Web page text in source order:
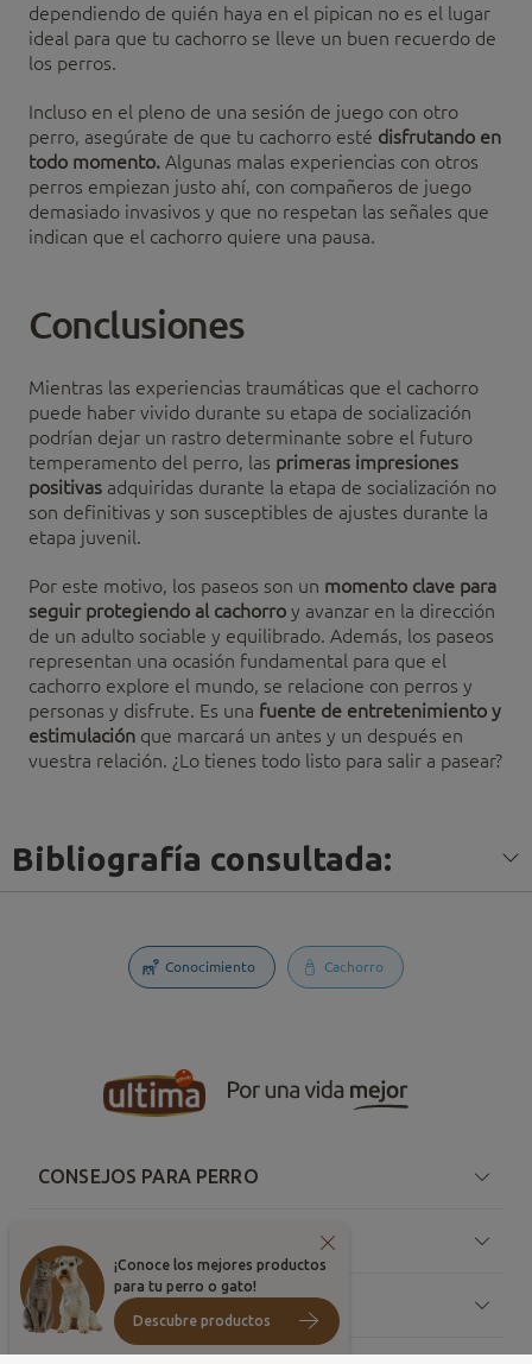
dependiendo de quién haya en el pipican no es el lugar
ideal para que tu cachorro se lleve un buen recuerdo de
los perros.
Incluso en el pleno de una sesión de juego con otro
perro, asegúrate de que tu cachorro esté disfrutando en
todo momento. Algunas malas experiencias con otros
perros empiezan justo ahí, con compañeros de juego
demasiado invasivos y que no respetan las señales que
indican que el cachorro quiere una pausa.
Conclusiones
Mientras las experiencias traumáticas que el cachorro
puede haber vivido durante su etapa de socialización
podrían dejar un rastro determinante sobre el futuro
temperamento del perro, las primeras impresiones
positivas adquiridas durante la etapa de socialización no
son definitivas y son susceptibles de ajustes durante la
etapa juvenil.
Por este motivo, los paseos son un momento clave para
seguir protegiendo al cachorro y avanzar en la dirección
de un adulto sociable y equilibrado. Además, los paseos
representan una ocasión fundamental para que el
cachorro explore el mundo, se relacione con perros y
personas y disfrute. Es una fuente de entretenimiento y
estimulación que marcará un antes y un después en
vuestra relación. ¿Lo tienes todo listo para salir a pasear?
Bibliografía consultada:
Conocimiento Cachorro
¡Conoce los mejores productos
para tu perro o gato!
Descubre productos
CONSEJOS PARA PERRO
CONSEJOS PARA GATO
SOBRE ULTIMA